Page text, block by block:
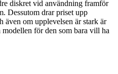
diskret vid användning framför
Dessutom drar priset upp
även om upplevelsen är stark är
modellen för den som bara vill ha